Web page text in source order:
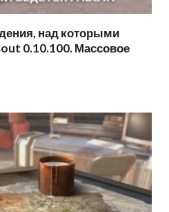
над которыми
0.10.100. Массовое